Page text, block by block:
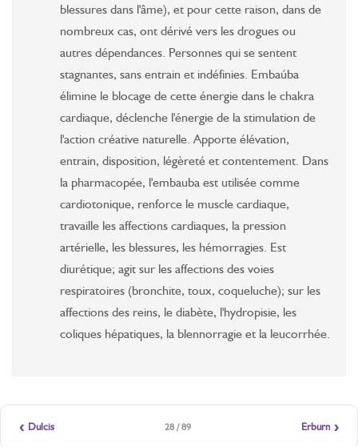
blessures dans l'âme), et pour cette raison, dans de
nombreux cas, ont dérivé vers les drogues ou
autres dépendances. Personnes qui se sentent
stagnantes, sans entrain et indéfinies. Embaúba
élimine le blocage de cette énergie dans le chakra
cardiaque, déclenche l'énergie de la stimulation de
l'action créative naturelle. Apporte élévation,
entrain, disposition, légèreté et contentement. Dans
la pharmacopée, l'embauba est utilisée comme
cardiotonique, renforce le muscle cardiaque,
travaille les affections cardiaques, la pression
artérielle, les blessures, les hémorragies. Est
diurétique; agit sur les affections des voies
respiratoires (bronchite, toux, coqueluche); sur les
affections des reins, le diabète, l'hydropisie, les
coliques hépatiques, la blennorragie et la leucorrhée.
‹ Dulcis 28 / 89 Erburn ›